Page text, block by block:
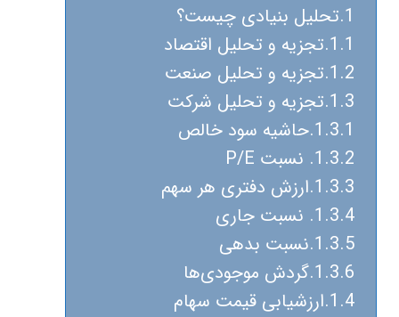
تحلیل بنیادی چیست؟
تجزيه و تحليل اقتصاد
تجزيه و تحليل صنعت
تجزيه و تحليل شركت
حاشيه‌ سود‌ خالص
نسبت P/E
ارزش دفتری هر سهم
نسبت جاری
نسبت بدهی
گردش موجودی‌ها
ارزشيابی قيمت سهام